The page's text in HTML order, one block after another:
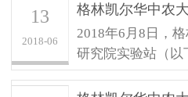
13
2018-06
2018年6月8日，
研究院实验站（以